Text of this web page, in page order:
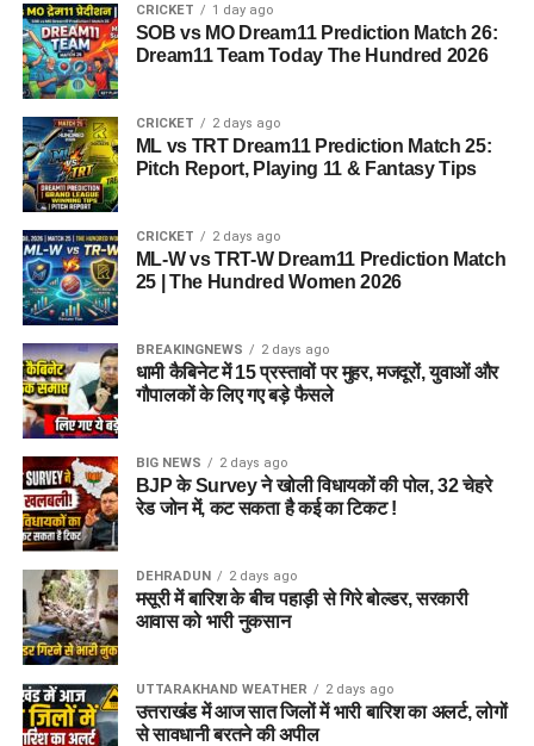
आलंबन गांव विकसित करने के लिए करीब 5 एकड़ जमीन की आवश्यकता
बताई गई है। विभाग की पहली प्राथमिकता देहरादून जिले या उसके
आसपास जमीन तलाशने की थी, लेकिन फिलहाल उपयुक्त जमीन उपलब्ध
नहीं हो पाई है। अब विभाग की ओर से हरिद्वार और आसपास के क्षेत्रों में
जमीन की तलाश की जा रही है। अधिकारियों को उम्मीद है कि हरिद्वार में
इसके लिए उपयुक्त जमीन मिल सकती है।
इसके अलावा उत्तरकाशी जिले के चिन्यालीसौड़ में भी एक जमीन को लेकर
संभावनाएं देखी जा रही हैं। विभाग यह जांच कर रहा है कि वहां की जमीन
और परिस्थितियां आलंबन गांव के निर्माण के लिए उपयुक्त हैं या नहीं।
महिलाओं और बच्चों को मिलेगा नया जीवन
आलंबन गांव की यह योजना सिर्फ एक नया भवन या परिसर तैयार करने की
कवायद नहीं है, बल्कि नारी निकेतन में रहने वाली महिलाओं और बच्चों के
प्रति सोच में बदलाव की कोशिश भी है।
अगर यह योजना धरातल पर उतरती है तो संस्थागत जीवन की जगह उन्हें
परिवार जैसा माहौल, बेहतर स्वतंत्रता और सामाजिक वातावरण मिल
सकेगा। इससे बच्चों और महिलाओं के मानसिक और सामाजिक विकास में
भी मदद मिलने की उम्मीद है।
CRICKET 1 day ago
SOB vs MO Dream11 Prediction Match 26:
Dream11 Team Today The Hundred 2026
CRICKET 2 days ago
ML vs TRT Dream11 Prediction Match 25:
Pitch Report, Playing 11 & Fantasy Tips
CRICKET 2 days ago
ML-W vs TRT-W Dream11 Prediction Match
25 | The Hundred Women 2026
BREAKINGNEWS 2 days ago
धामी कैबिनेट में 15 प्रस्तावों पर मुहर, मजदूरों, युवाओं और
गौपालकों के लिए गए बड़े फैसले
BIG NEWS 2 days ago
BJP के Survey ने खोली विधायकों की पोल, 32 चेहरे
रेड जोन में, कट सकता है कई का टिकट !
DEHRADUN 2 days ago
मसूरी में बारिश के बीच पहाड़ी से गिरे बोल्डर, सरकारी
आवास को भारी नुकसान
UTTARAKHAND WEATHER 2 days ago
उत्तराखंड में आज सात जिलों में भारी बारिश का अलर्ट, लोगों
से सावधानी बरतने की अपील